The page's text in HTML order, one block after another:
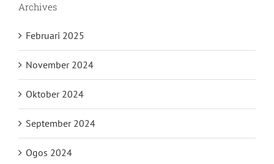
Archives
Februari 2025
November 2024
Oktober 2024
September 2024
Ogos 2024